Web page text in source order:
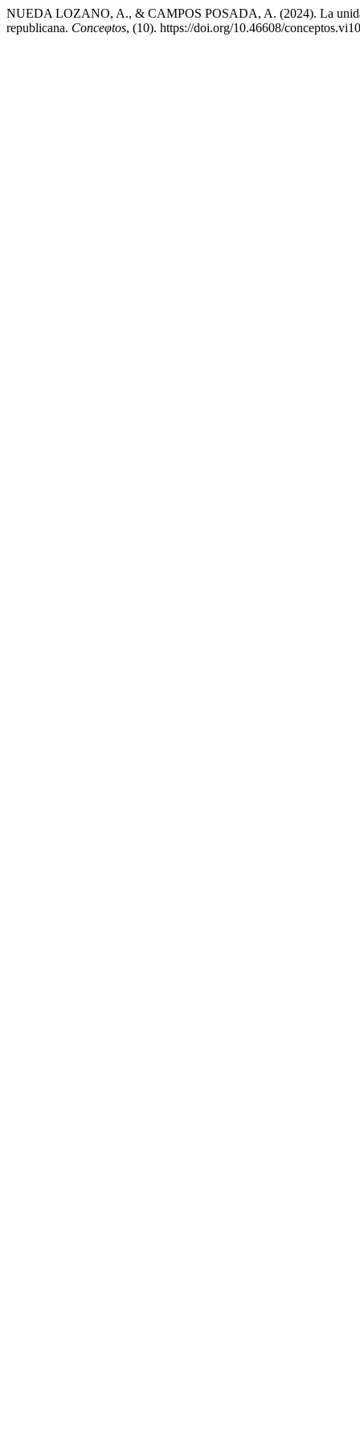
NUEDA LOZANO, A., & CAMPOS POSADA, A. (2024). La
republicana. Conceφtos, (10). https://doi.org/10.46608/